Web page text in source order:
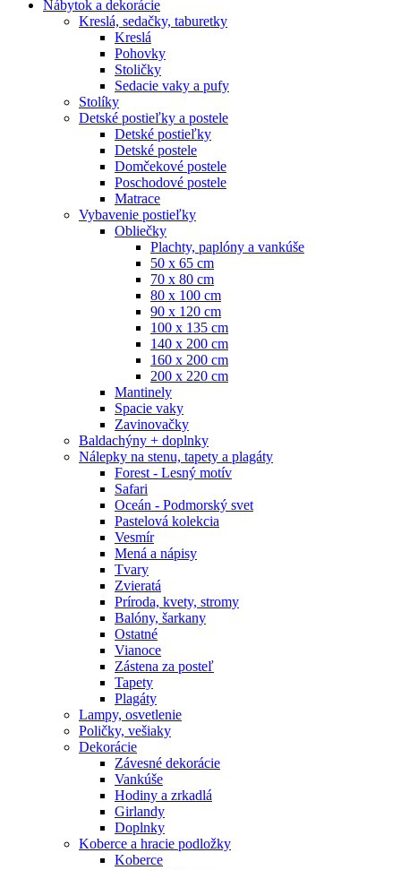
Nábytok a dekorácie
Kreslá, sedačky, taburetky
Kreslá
Pohovky
Stoličky
Sedacie vaky a pufy
Stolíky
Detské postieľky a postele
Detské postieľky
Detské postele
Domčekové postele
Poschodové postele
Matrace
Vybavenie postieľky
Obliečky
Plachty, paplóny a vankúše
50 x 65 cm
70 x 80 cm
80 x 100 cm
90 x 120 cm
100 x 135 cm
140 x 200 cm
160 x 200 cm
200 x 220 cm
Mantinely
Spacie vaky
Zavinovačky
Baldachýny + doplnky
Nálepky na stenu, tapety a plagáty
Forest - Lesný motív
Safari
Oceán - Podmorský svet
Pastelová kolekcia
Vesmír
Mená a nápisy
Tvary
Zvieratá
Príroda, kvety, stromy
Balóny, šarkany
Ostatné
Vianoce
Zástena za posteľ
Tapety
Plagáty
Lampy, osvetlenie
Poličky, vešiaky
Dekorácie
Závesné dekorácie
Vankúše
Hodiny a zrkadlá
Girlandy
Doplnky
Koberce a hracie podložky
Koberce